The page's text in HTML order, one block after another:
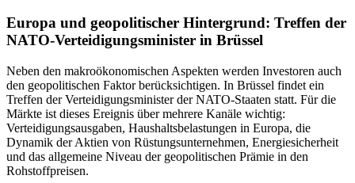
Europa und geopolitischer Hintergrund: Treffen der
NATO-Verteidigungsminister in Brüssel
Neben den makroökonomischen Aspekten werden Investoren auch
den geopolitischen Faktor berücksichtigen. In Brüssel findet ein
Treffen der Verteidigungsminister der NATO-Staaten statt. Für die
Märkte ist dieses Ereignis über mehrere Kanäle wichtig:
Verteidigungsausgaben, Haushaltsbelastungen in Europa, die
Dynamik der Aktien von Rüstungsunternehmen, Energiesicherheit
und das allgemeine Niveau der geopolitischen Prämie in den
Rohstoffpreisen.